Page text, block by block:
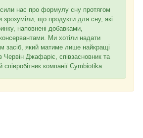
нас про формулу сну протягом
зрозуміли, що продукти для сну, які
наповнені добавками,
Ми хотіли надати
засіб, який матиме лише найкращі
Червін Джафаріє, співзасновник та
компанії Cymbiotika.